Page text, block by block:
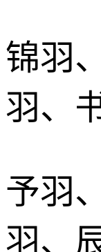
锦羽
羽、
予羽
羽、